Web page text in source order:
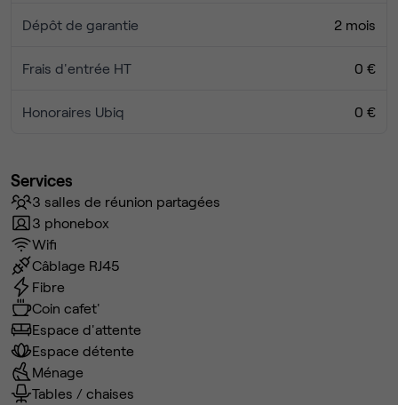
Dépôt de garantie 2 mois
Frais d'entrée HT 0 €
Honoraires Ubiq 0 €
Services
3 salles de réunion partagées
3 phonebox
Wifi
Câblage RJ45
Fibre
Coin cafet'
Espace d'attente
Espace détente
Ménage
Tables / chaises